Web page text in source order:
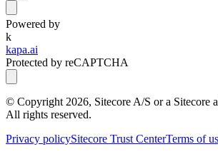
Powered by
k
kapa.ai
Protected by reCAPTCHA
© Copyright 2026, Sitecore A/S or a Sitecore
All rights reserved.
Privacy policySitecore Trust CenterTerms of